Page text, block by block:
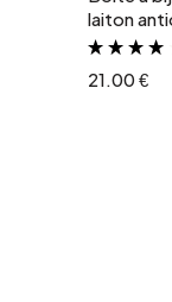
laiton
21.00 €